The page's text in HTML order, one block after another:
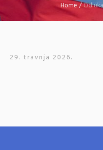
Home/
29. travnja 2026.